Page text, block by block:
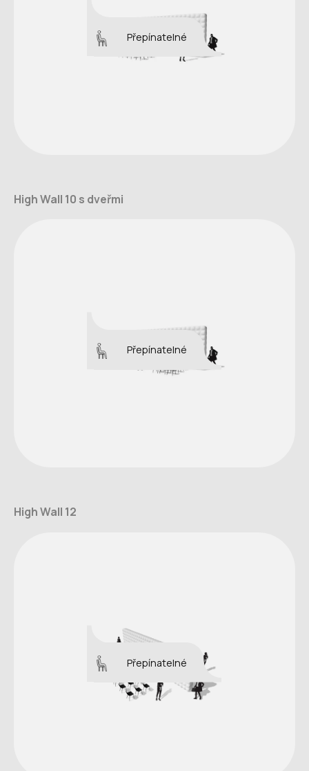
Přepínatelné
High Wall 10 s dveřmi
Přepínatelné
High Wall 12
Přepínatelné